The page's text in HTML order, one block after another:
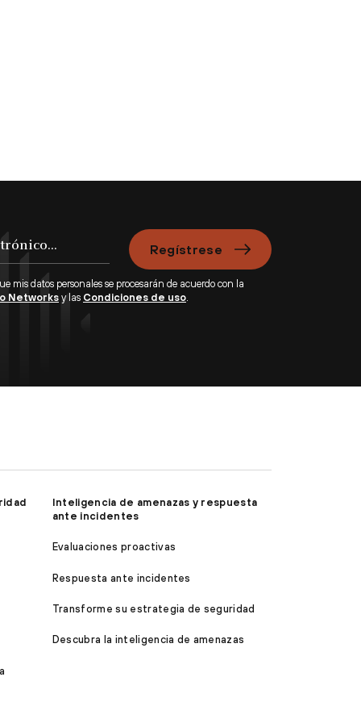
Regístrese
mis datos personales se procesarán de acuerdo con la
Networks y las Condiciones de uso.
Inteligencia de amenazas y respuesta
ante incidentes
Evaluaciones proactivas
Respuesta ante incidentes
Transforme su estrategia de seguridad
Descubra la inteligencia de amenazas